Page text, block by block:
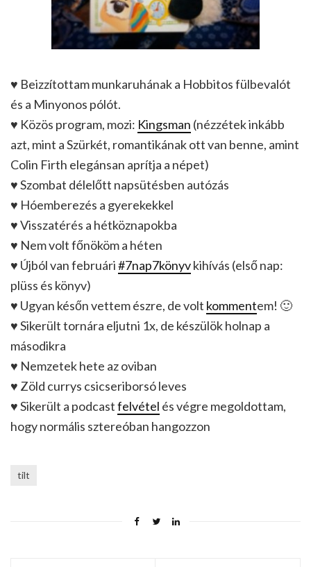
♥ Beizzítottam munkaruhának a Hobbitos fülbevalót
és a Minyonos pólót.
♥ Közös program, mozi: Kingsman (nézzétek inkább
azt, mint a Szürkét, romantikának ott van benne, amint
Colin Firth elegánsan aprítja a népet)
♥ Szombat délelőtt napsütésben autózás
♥ Hóemberezés a gyerekekkel
♥ Visszatérés a hétköznapokba
♥ Nem volt főnököm a héten
♥ Újból van februári#7nap7könyvkihívás (első nap:
plüss és könyv)
♥ Ugyan későn vettem észre, de volt kommentem! 🙂
♥ Sikerült tornára eljutni 1x, de készülök holnap a
másodikra
♥ Nemzetek hete az oviban
♥ Zöld currys csicseriborsó leves
♥ Sikerült a podcastfelvétel és végre megoldottam,
hogy normális sztereóban hangozzon
tilt